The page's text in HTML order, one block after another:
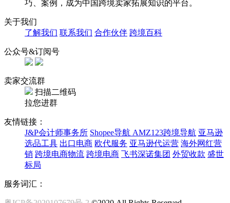
巧、案例，成为中国跨境卖家拓展知识的平台。
关于我们
了解我们 联系我们 合作伙伴 跨境百科
公众号&订阅号
卖家交流群
扫描二维码
拉您进群
友情链接：
J&P会计师事务所 Shopee导航 AMZ123跨境导航 亚马逊
选品工具 出口电商 欧代服务 亚马逊代运营 海外网红营
销 跨境电商物流 跨境电商 飞书深诺集团 外贸收款 盛世
标局
服务词汇：